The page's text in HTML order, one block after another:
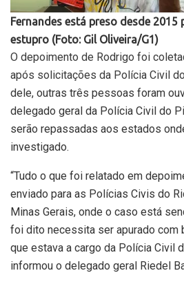
Fernandes está preso desde 2015
estupro (Foto: Gil Oliveira/G1)
O depoimento de Rodrigo foi
após solicitações da Polícia Civil
dele, outras três pessoas foram
delegado geral da Polícia Civil do
serão repassadas aos estados
investigado.
“Tudo o que foi relatado em
enviado para as Polícias Civis do
Minas Gerais, onde o caso está
foi dito necessita ser apurado com
que estava a cargo da Polícia Civil
informou o delegado geral Riedel